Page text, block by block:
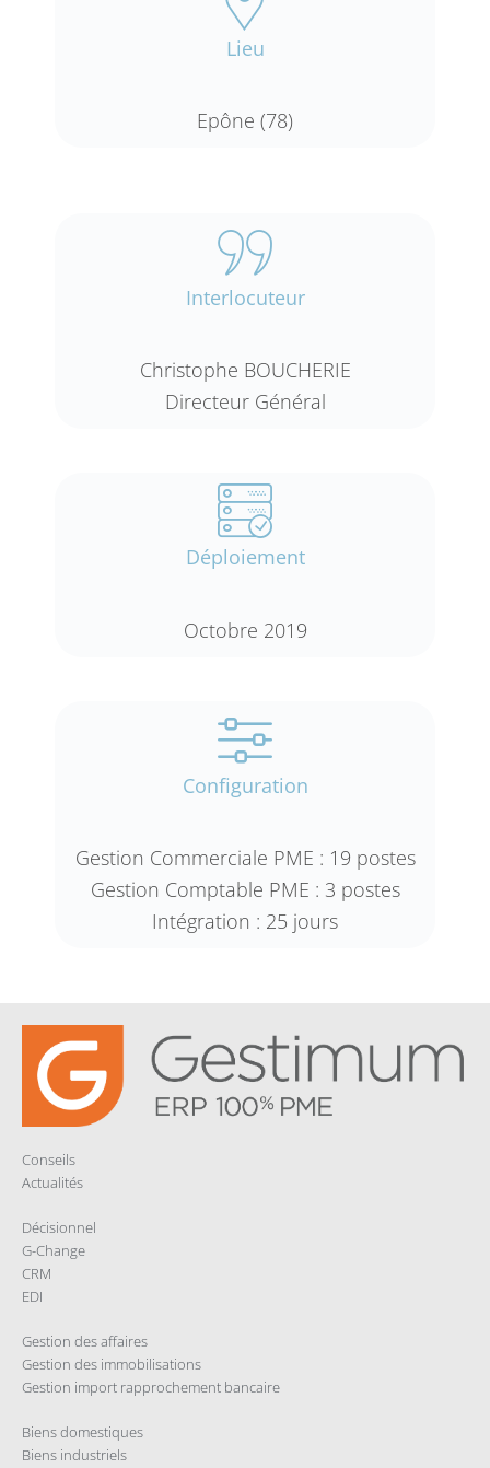
Lieu
Epône (78)
Interlocuteur
Christophe BOUCHERIE
Directeur Général
Déploiement
Octobre 2019
Configuration
Gestion Commerciale PME : 19 postes
Gestion Comptable PME : 3 postes
Intégration : 25 jours
Conseils
Actualités
Décisionnel
G-Change
CRM
EDI
Gestion des affaires
Gestion des immobilisations
Gestion import rapprochement bancaire
Biens domestiques
Biens industriels